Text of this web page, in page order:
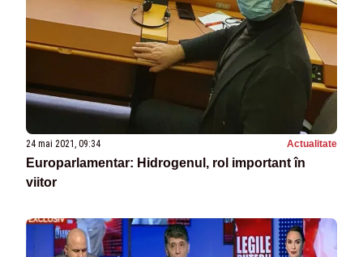
24 mai 2021, 09:34 Actualitate
Europarlamentar: Hidrogenul, rol important în
viitor